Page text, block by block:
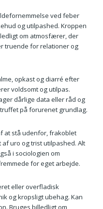
ved feber
og utilpashed. Kroppen
om atmosfærer, der
truende for relationer og
opkast og diarré efter
voldsomt og utilpas.
dårlige data eller råd og
på forurenet grundlag.
at stå udenfor, frakoblet
uro og trist utilpashed. Alt
i sociologien om
for eget arbejde.
eller overfladisk
og kropsligt ubehag. Kan
Bruges billedligt om